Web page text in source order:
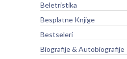
Beletristika
Besplatne Knjige
Bestseleri
Biografije & Autobiografije